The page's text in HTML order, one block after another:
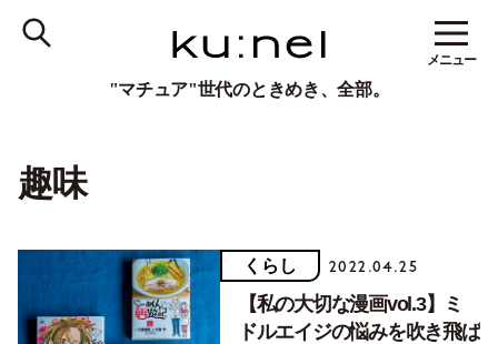
"マチュア"世代のときめき、全部。
メニュー
趣味
くらし 2022.04.25
【私の大切な漫画vol.3】ミ
ドルエイジの悩みを吹き飛ば